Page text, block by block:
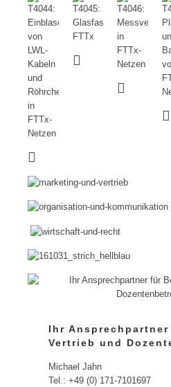
Ihr
Vertrieb und
Michael Jahn
Tel.: +49 (0) 171-7101697